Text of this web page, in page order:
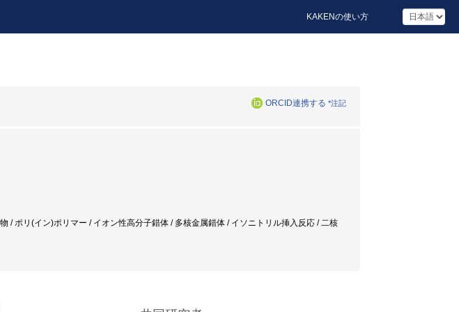
KAKENの使い方
ORCID連携する *注記
/ ポリ(イン)ポリマー / イオン性高分子錯体 / 多核金属錯体 / イソニトリル挿入反応 / 二核